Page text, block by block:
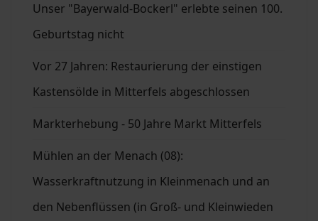
Unser "Bayerwald-Bockerl" erlebte seinen 100.
Geburtstag nicht
Vor 27 Jahren: Restaurierung der einstigen
Kastensölde in Mitterfels abgeschlossen
Markterhebung - 50 Jahre Markt Mitterfels
Mühlen an der Menach (08):
Wasserkraftnutzung in Kleinmenach und an
den Nebenflüssen (in Groß- und Kleinwieden